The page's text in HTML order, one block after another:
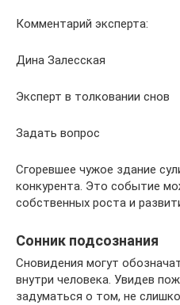
Комментарий эксперта:
Дина Залесская
Эксперт в толковании снов
Задать вопрос
Сгоревшее чужое здание
конкурента. Это событие
собственных роста и
Сонник подсознания
Сновидения могут
внутри человека. Увидев
задуматься о том, не